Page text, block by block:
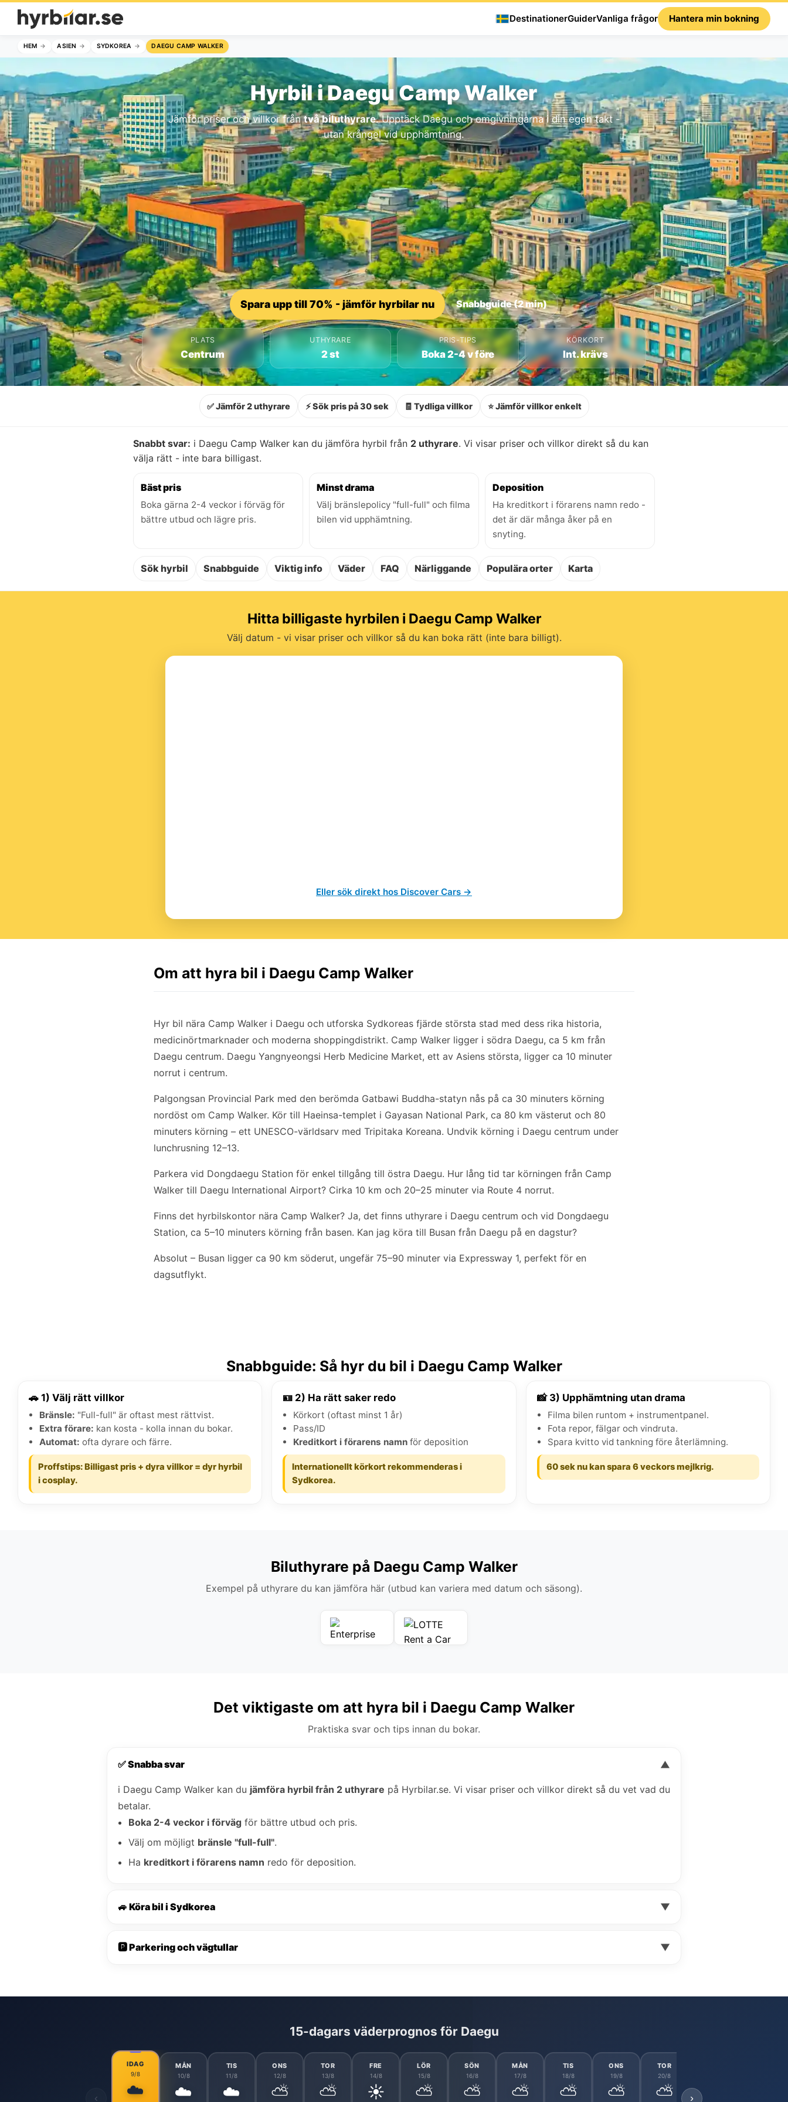
DestinationerGuiderVanliga frågor Hantera min bokning
HEM ASIEN SYDKOREA DAEGU CAMP WALKER
Hyrbil i Daegu Camp Walker
Jämför priser och villkor fråntvå biluthyrare. Upptäck Daegu och omgivningarna i din egen takt -
utan krångel vid upphämtning.
Spara upp till 70% - jämför hyrbilar nu Snabbguide (2 min)
PLATS
Centrum
UTHYRARE
2 st
PRIS-TIPS
Boka 2-4 v före
KÖRKORT
Int. krävs
✅ Jämför 2 uthyrare ⚡ Sök pris på 30 sek 🧾 Tydliga villkor ⭐ Jämför villkor enkelt
Snabbt svar: i Daegu Camp Walker kan du jämföra hyrbil från 2 uthyrare. Vi visar priser och villkor direkt så du kan
välja rätt - inte bara billigast.
Bäst pris
Boka gärna 2-4 veckor i förväg för
bättre utbud och lägre pris.
Minst drama
Välj bränslepolicy "full-full" och filma
bilen vid upphämtning.
Deposition
Ha kreditkort i förarens namn redo -
det är där många åker på en
snyting.
Sök hyrbil Snabbguide Viktig info Väder FAQ Närliggande Populära orter Karta
Hitta billigaste hyrbilen i Daegu Camp Walker
Välj datum - vi visar priser och villkor så du kan boka rätt (inte bara billigt).
Eller sök direkt hos Discover Cars →
Om att hyra bil i Daegu Camp Walker
Hyr bil nära Camp Walker i Daegu och utforska Sydkoreas fjärde största stad med dess rika historia,
medicinörtmarknader och moderna shoppingdistrikt. Camp Walker ligger i södra Daegu, ca 5 km från
Daegu centrum. Daegu Yangnyeongsi Herb Medicine Market, ett av Asiens största, ligger ca 10 minuter
norrut i centrum.
Palgongsan Provincial Park med den berömda Gatbawi Buddha-statyn nås på ca 30 minuters körning
nordöst om Camp Walker. Kör till Haeinsa-templet i Gayasan National Park, ca 80 km västerut och 80
minuters körning – ett UNESCO-världsarv med Tripitaka Koreana. Undvik körning i Daegu centrum under
lunchrusning 12–13.
Parkera vid Dongdaegu Station för enkel tillgång till östra Daegu. Hur lång tid tar körningen från Camp
Walker till Daegu International Airport? Cirka 10 km och 20–25 minuter via Route 4 norrut.
Finns det hyrbilskontor nära Camp Walker? Ja, det finns uthyrare i Daegu centrum och vid Dongdaegu
Station, ca 5–10 minuters körning från basen. Kan jag köra till Busan från Daegu på en dagstur?
Absolut – Busan ligger ca 90 km söderut, ungefär 75–90 minuter via Expressway 1, perfekt för en
dagsutflykt.
Snabbguide: Så hyr du bil i Daegu Camp Walker
🚗 1) Välj rätt villkor
Bränsle: "Full-full" är oftast mest rättvist.
Extra förare: kan kosta - kolla innan du bokar.
Automat: ofta dyrare och färre.
Proffstips: Billigast pris + dyra villkor = dyr hyrbil
i cosplay.
🪪 2) Ha rätt saker redo
Körkort (oftast minst 1 år)
Pass/ID
Kreditkort i förarens namn för deposition
Internationellt körkort rekommenderas i
Sydkorea.
📸 3) Upphämtning utan drama
Filma bilen runtom + instrumentpanel.
Fota repor, fälgar och vindruta.
Spara kvitto vid tankning före återlämning.
60 sek nu kan spara 6 veckors mejlkrig.
Biluthyrare på Daegu Camp Walker
Exempel på uthyrare du kan jämföra här (utbud kan variera med datum och säsong).
Det viktigaste om att hyra bil i Daegu Camp Walker
Praktiska svar och tips innan du bokar.
✅ Snabba svar ▼
i Daegu Camp Walker kan du jämföra hyrbil från 2 uthyrare på Hyrbilar.se. Vi visar priser och villkor direkt så du vet vad du
betalar.
Boka 2-4 veckor i förväg för bättre utbud och pris.
Välj om möjligt bränsle "full-full".
Ha kreditkort i förarens namn redo för deposition.
🚙 Köra bil i Sydkorea ▼
🅿️ Parkering och vägtullar ▼
15-dagars väderprognos för Daegu
‹
IDAG
9/8
☁️
MÅN
10/8
☁️
TIS
11/8
☁️
ONS
12/8
⛅
TOR
13/8
⛅
FRE
14/8
☀️
LÖR
15/8
⛅
SÖN
16/8
⛅
MÅN
17/8
⛅
TIS
18/8
⛅
ONS
19/8
⛅
TOR
20/8
⛅ ›